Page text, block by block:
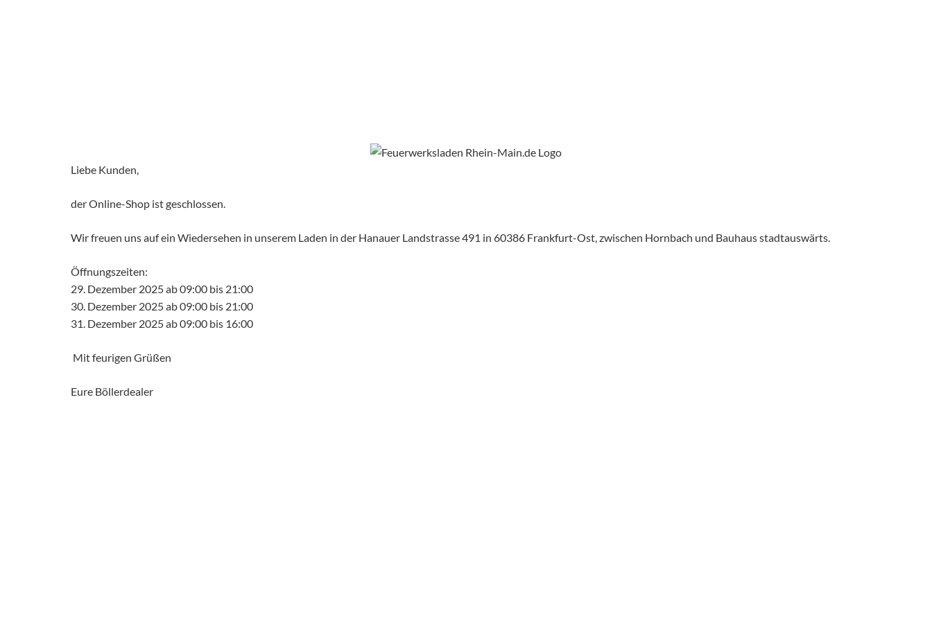
Liebe Kunden,
der Online-Shop ist geschlossen.
Wir freuen uns auf ein Wiedersehen in unserem Laden in der Hanauer Landstrasse 491 in 60386 Frankfurt-Ost, zwischen Hornbach und Bauhaus stadtauswärts.
Öffnungszeiten:
29. Dezember 2025 ab 09:00 bis 21:00
30. Dezember 2025 ab 09:00 bis 21:00
31. Dezember 2025 ab 09:00 bis 16:00
Mit feurigen Grüßen
Eure Böllerdealer